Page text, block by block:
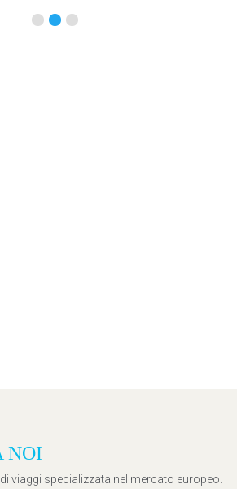
NOI
viaggi specializzata nel mercato europeo.